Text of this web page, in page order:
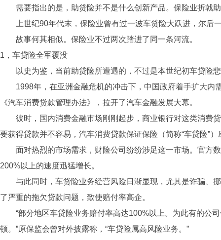
需要指出的是，助贷险并不是什么创新产品。保险业折戟
上世纪90年代末，保险业曾有过一波车贷险大跃进，尔后
故事何其相似。保险业不过两次踏进了同一条河流。
1，车贷险全军覆没
以史为鉴，当前助贷险所遭遇的，不过是本世纪初车贷险
1998年，在亚洲金融危机的冲击下，中国政府着手扩大内
《汽车消费贷款管理办法》，拉开了汽车金融发展大幕。
彼时，国内消费金融市场刚刚起步，商业银行对这类消费
要获得贷款并不容易，汽车消费贷款保证保险（简称“车贷险”）
面对热烈的市场需求，财险公司纷纷涉足这一市场。官方
200%以上的速度迅猛增长。
与此同时，车贷险业务经营风险日渐显现，尤其是诈骗、
了严重的拖欠贷款问题，致使赔付率高企。
“部分地区车贷险业务赔付率高达100%以上。为此有的公
顿。”原保监会曾对外披露称，“车贷险属高风险业务。”